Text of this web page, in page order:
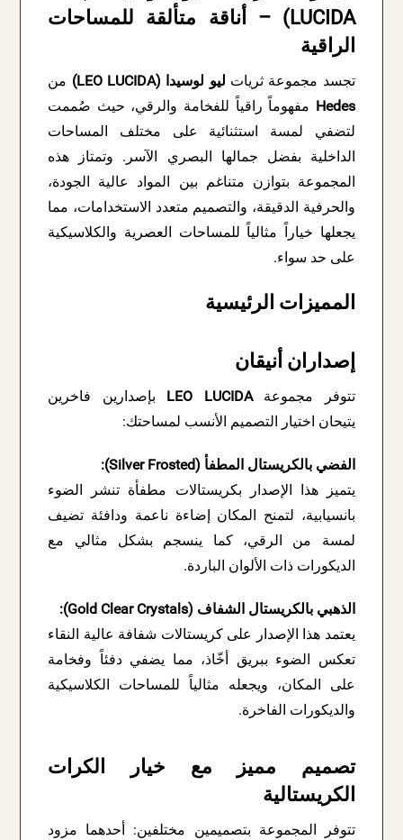
LUCIDA) – أناقة متألقة للمساحات
الراقية
تجسد مجموعة ثريات ليو لوسيدا (LEO LUCIDA)
من
Hedes مفهوماً راقياً للفخامة والرقي، حيث صُممت
لتضفي لمسة استثنائية على مختلف المساحات
الداخلية بفضل جمالها البصري الآسر. وتمتاز هذه
المجموعة بتوازن متناغم بين المواد عالية الجودة،
والحرفية الدقيقة، والتصميم متعدد الاستخدامات، مما
يجعلها خياراً مثالياً للمساحات العصرية والكلاسيكية
على حد سواء.
المميزات الرئيسية
إصداران أنيقان
تتوفر مجموعةLEO LUCIDA بإصدارين فاخرين
يتيحان اختيار التصميم الأنسب لمساحتك:
الفضي بالكريستال المطفأ (Silver Frosted):
يتميز هذا الإصدار بكريستالات مطفأة تنشر الضوء
بانسيابية، لتمنح المكان إضاءة ناعمة ودافئة تضيف
لمسة من الرقي، كما ينسجم بشكل مثالي مع
الديكورات ذات الألوان الباردة.
الذهبي بالكريستال الشفاف (Gold Clear Crystals):
يعتمد هذا الإصدار على كريستالات شفافة عالية النقاء
تعكس الضوء ببريق أخّاذ، مما يضفي دفئاً وفخامة
على المكان، ويجعله مثالياً للمساحات الكلاسيكية
والديكورات الفاخرة.
تصميم مميز مع خيار الكرات
الكريستالية
تتوفر المجموعة بتصميمين مختلفين: أحدهما مزود